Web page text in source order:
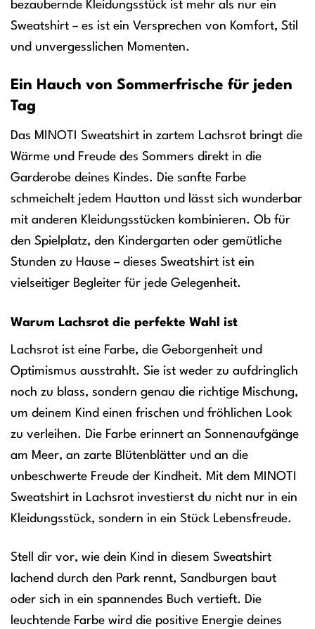
bezaubernde Kleidungsstück ist mehr als nur ein
Sweatshirt – es ist ein Versprechen von Komfort, Stil
und unvergesslichen Momenten.
Ein Hauch von Sommerfrische für jeden
Tag
Das MINOTI Sweatshirt in zartem Lachsrot bringt die
Wärme und Freude des Sommers direkt in die
Garderobe deines Kindes. Die sanfte Farbe
schmeichelt jedem Hautton und lässt sich wunderbar
mit anderen Kleidungsstücken kombinieren. Ob für
den Spielplatz, den Kindergarten oder gemütliche
Stunden zu Hause – dieses Sweatshirt ist ein
vielseitiger Begleiter für jede Gelegenheit.
Warum Lachsrot die perfekte Wahl ist
Lachsrot ist eine Farbe, die Geborgenheit und
Optimismus ausstrahlt. Sie ist weder zu aufdringlich
noch zu blass, sondern genau die richtige Mischung,
um deinem Kind einen frischen und fröhlichen Look
zu verleihen. Die Farbe erinnert an Sonnenaufgänge
am Meer, an zarte Blütenblätter und an die
unbeschwerte Freude der Kindheit. Mit dem MINOTI
Sweatshirt in Lachsrot investierst du nicht nur in ein
Kleidungsstück, sondern in ein Stück Lebensfreude.
Stell dir vor, wie dein Kind in diesem Sweatshirt
lachend durch den Park rennt, Sandburgen baut
oder sich in ein spannendes Buch vertieft. Die
leuchtende Farbe wird die positive Energie deines